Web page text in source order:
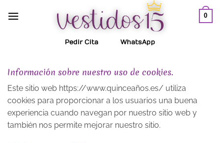
0
Pedir Cita WhatsApp
Información sobre nuestro uso de cookies.
Este sitio web https://www.quinceaños.es/ utiliza
cookies para proporcionar a los usuarios una buena
experiencia cuando navegan por nuestro sitio web y
también nos permite mejorar nuestro sitio.